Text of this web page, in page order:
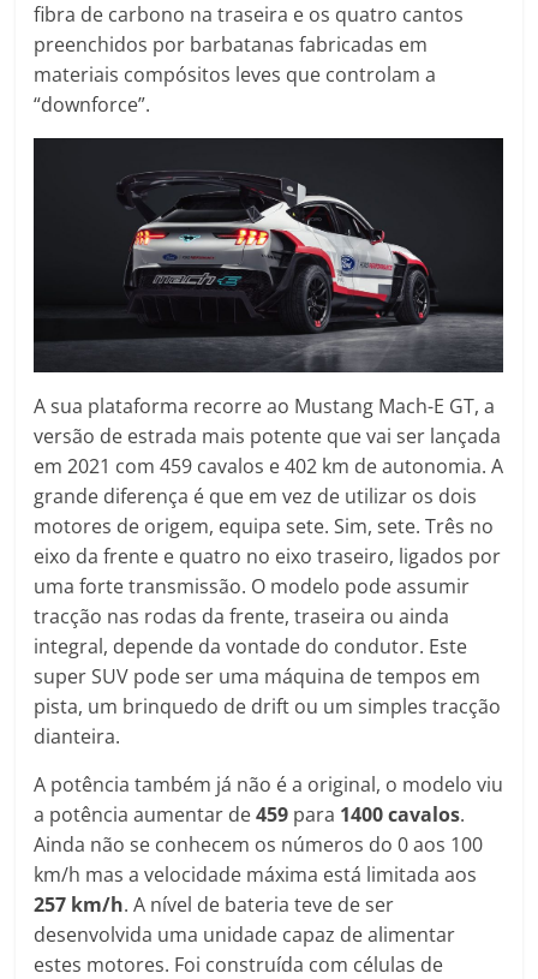
fibra de carbono na traseira e os quatro cantos
preenchidos por barbatanas fabricadas em
materiais compósitos leves que controlam a
“downforce”.
A sua plataforma recorre ao Mustang Mach-E GT, a
versão de estrada mais potente que vai ser lançada
em 2021 com 459 cavalos e 402 km de autonomia. A
grande diferença é que em vez de utilizar os dois
motores de origem, equipa sete. Sim, sete. Três no
eixo da frente e quatro no eixo traseiro, ligados por
uma forte transmissão. O modelo pode assumir
tracção nas rodas da frente, traseira ou ainda
integral, depende da vontade do condutor. Este
super SUV pode ser uma máquina de tempos em
pista, um brinquedo de drift ou um simples tracção
dianteira.
A potência também já não é a original, o modelo viu
a potência aumentar de459 para 1400 cavalos.
Ainda não se conhecem os números do 0 aos 100
km/h mas a velocidade máxima está limitada aos
257 km/h. A nível de bateria teve de ser
desenvolvida uma unidade capaz de alimentar
estes motores. Foi construída com células de